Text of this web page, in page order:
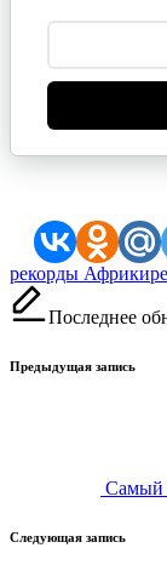
Метки:
рекорды Африки
Последнее
Навигация
Предыдущая запись
Самый
Следующая запись